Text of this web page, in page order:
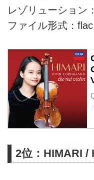
レゾリューション
ファイル形式：flac
2位：HIMARI /